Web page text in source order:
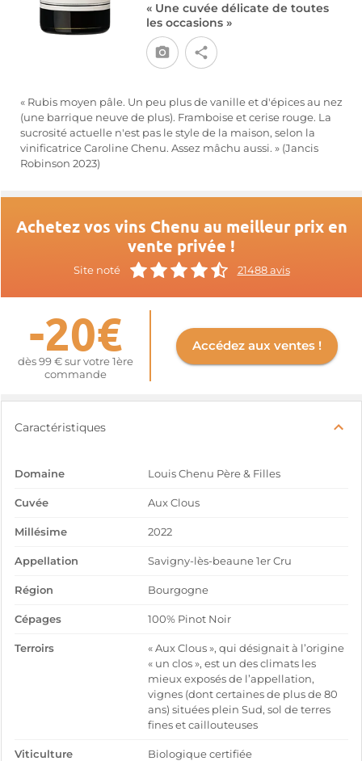
« Une cuvée délicate de toutes
les occasions »
« Rubis moyen pâle. Un peu plus de vanille et d'épices au nez
(une barrique neuve de plus). Framboise et cerise rouge. La
sucrosité actuelle n'est pas le style de la maison, selon la
vinificatrice Caroline Chenu. Assez mâchu aussi. » (Jancis
Robinson 2023)
Achetez vos vins Chenu au meilleur prix en
vente privée !
Site noté 21488 avis
-20€
dès 99 € sur votre 1ère
commande
Accédez aux ventes !
Caractéristiques
Domaine Louis Chenu Père & Filles
Cuvée Aux Clous
Millésime 2022
Appellation Savigny-lès-beaune 1er Cru
Région Bourgogne
Cépages 100% Pinot Noir
Terroirs
« Aux Clous », qui désignait à l’origine
« un clos », est un des climats les
mieux exposés de l’appellation,
vignes (dont certaines de plus de 80
ans) situées plein Sud, sol de terres
fines et caillouteuses
Viticulture Biologique certifiée